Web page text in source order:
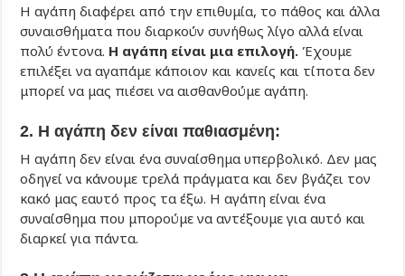
Η αγάπη διαφέρει από την επιθυμία, το πάθος και άλλα
συναισθήματα που διαρκούν συνήθως λίγο αλλά είναι
πολύ έντονα. Η αγάπη είναι μια επιλογή. Έχουμε
επιλέξει να αγαπάμε κάποιον και κανείς και τίποτα δεν
μπορεί να μας πιέσει να αισθανθούμε αγάπη.
2. Η αγάπη δεν είναι παθιασμένη:
Η αγάπη δεν είναι ένα συναίσθημα υπερβολικό. Δεν μας
οδηγεί να κάνουμε τρελά πράγματα και δεν βγάζει τον
κακό μας εαυτό προς τα έξω. Η αγάπη είναι ένα
συναίσθημα που μπορούμε να αντέξουμε για αυτό και
διαρκεί για πάντα.